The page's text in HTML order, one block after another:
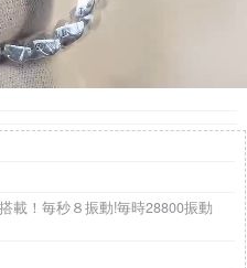
載！毎秒８振動!毎時28800振動